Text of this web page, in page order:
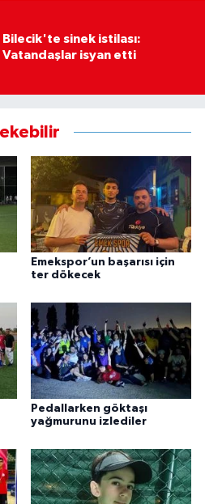
Bilecik'te sinek istilası:
Vatandaşlar isyan etti
Emekspor’un başarısı için
ter dökecek
Pedallarken göktaşı
yağmurunu izlediler